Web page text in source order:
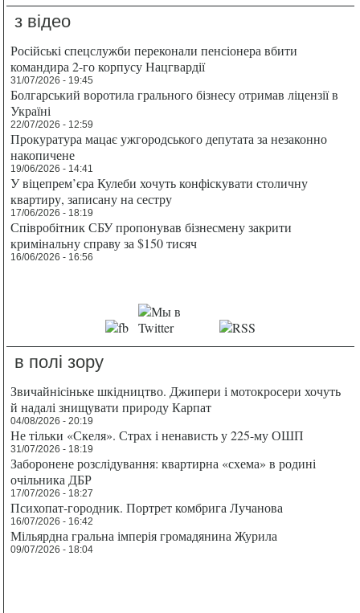
з відео
Російські спецслужби переконали пенсіонера вбити
командира 2-го корпусу Нацгвардії
31/07/2026 - 19:45
Болгарський воротила грального бізнесу отримав ліцензії в
Україні
22/07/2026 - 12:59
Прокуратура мацає ужгородського депутата за незаконно
накопичене
19/06/2026 - 14:41
У віцепрем’єра Кулеби хочуть конфіскувати столичну
квартиру, записану на сестру
17/06/2026 - 18:19
Співробітник СБУ пропонував бізнесмену закрити
кримінальну справу за $150 тисяч
16/06/2026 - 16:56
в полі зору
Звичайнісіньке шкідництво. Джипери і мотокросери хочуть
й надалі знищувати природу Карпат
04/08/2026 - 20:19
Не тільки «Скеля». Страх і ненависть у 225-му ОШП
31/07/2026 - 18:19
Заборонене розслідування: квартирна «схема» в родині
очільника ДБР
17/07/2026 - 18:27
Психопат-городник. Портрет комбрига Лучанова
16/07/2026 - 16:42
Мільярдна гральна імперія громадянина Журила
09/07/2026 - 18:04